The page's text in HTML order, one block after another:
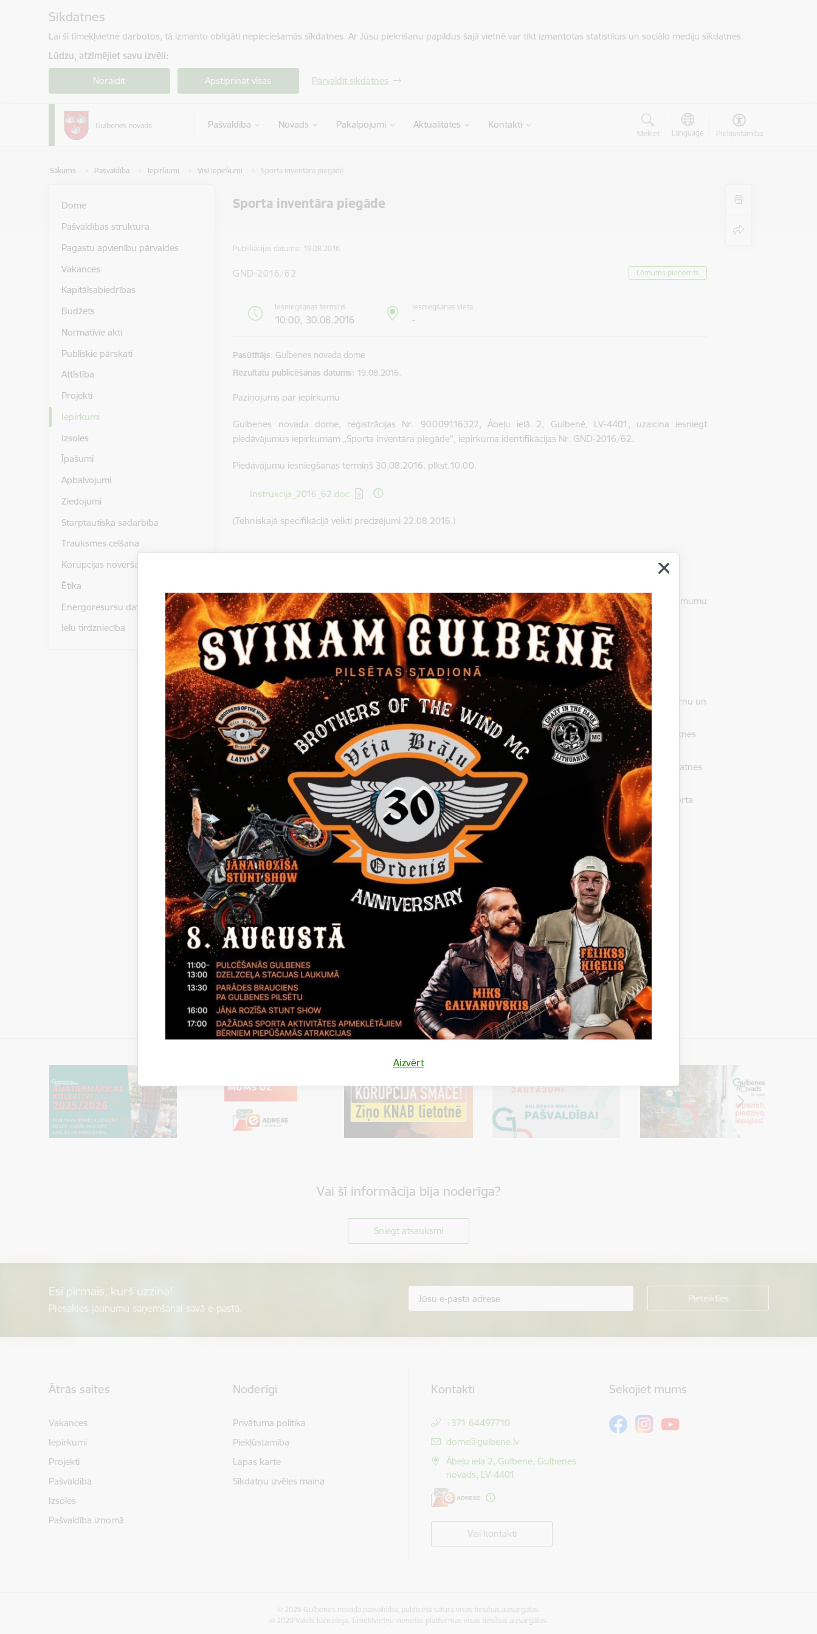
Sīkdatnes
Lai šī tīmekļvietne darbotos, tā izmanto obligāti nepieciešamās sīkdatnes. Ar Jūsu piekrišanu papildus šajā vietnē var tikt izmantotas statistikas un sociālo mediju sīkdatnes.
Lūdzu, atzīmējiet savu izvēli:
Noraidīt Apstiprināt visas Pārvaldīt sīkdatnes
Pašvaldība Novads Pakalpojumi Aktualitātes Kontakti
Meklēt Language Piekļūstamība
Sākums Pašvaldība Iepirkumi Visi iepirkumi Sporta inventāra piegāde
Sporta inventāra piegāde
Aizvērt
Dome
Pašvaldības struktūra
Pagastu apvienību pārvaldes
Vakances
Kapitālsabiedrības
Budžets
Normatīvie akti
Publiskie pārskati
Attīstība
Projekti
Iepirkumi
Izsoles
Īpašumi
Apbalvojumi
Ziedojumi
Starptautiskā sadarbība
Trauksmes celšana
Korupcijas novēršana
Ētika
Energoresursu dati un statistika
Ielu tirdzniecība
Publikācijas datums: 19.08.2016.
GND-2016/62 Lēmums pieņemts
Iesniegšanas termiņš
10:00, 30.08.2016
Iesniegšanas vieta
-
Pasūtītājs Gulbenes novada dome
Rezultātu publicēšanas datums 19.08.2016.
Paziņojums par iepirkumu
Gulbenes novada dome, reģistrācijas Nr. 90009116327, Ābeļu ielā 2, Gulbenē, LV-4401, uzaicina iesniegt
piedāvājumus iepirkumam „Sporta inventāra piegāde”, iepirkuma identifikācijas Nr. GND-2016/62.
Piedāvājumu iesniegšanas termiņš 30.08.2016. plkst.10.00.
Lejupielādēt:
Instrukcija_2016_62.doc
(Tehniskajā specifikācijā veikti precizējumi 22.08.2016.)
Gulbenes novada dome, reģistrācijas Nr. 90009116327, Ābeļu ielā 2, Gulbenē, LV-4401, pieņēmusi lēmumu
iepirkumā „Sporta inventāra piegāde”, iepirkuma identifikācijas Nr. GND-2016/62.
Gulbenes novada domes iepirkumu komisija 2016.gada 7.septembrī nolēmusi:
izbeigt iepirkuma 1.daļu “Basketbolam nepieciešamā sporta inventāra iegāde Gulbenes novada Bērnu un
jaunatnes sporta skolai”;
izbeigt iepirkuma 2.daļu “Distanču slēpošanai nepieciešamā sporta inventāra iegāde Gulbenes novada Bērnu un
jaunatnes sporta skolai”;
atzīt iepirkuma 3.daļā “Futbolam nepieciešamā sporta inventāra iegāde Gulbenes novada Bērnu un jaunatnes
sporta skolai” par uzvarētāju SIA „LĀSA-100”, reģ. Nr. 40103149247, ar līgumcenu bez PVN 163,60 EUR;
atzīt iepirkuma 4.daļā “Volejbolam nepieciešamā sporta inventāra iegāde Gulbenes novada Bērnu un jaunatnes
sporta skolai” par uzvarētāju SIA „LĀSA-100”, reģ. Nr. 40103149247, ar līgumcenu bez PVN 837,43 EUR;
izbeigt iepirkuma 5.daļu “Orientēšanās sporta inventāra iegāde Gulbenes novada Bērnu un jaunatnes sporta
skolai”;
izbeigt iepirkuma 6.daļu “Sporta inventāra iegāde Lizuma vidusskolai”;
izbeigt iepirkuma 7.daļu “Sporta inventāra iegāde Stāķu pamatskolai”;
izbeigt iepirkuma 8.daļu “Sporta inventāra iegāde Tirzas pamatskolai”.
Lejupielādēt:
Lemums_2016_62.pdf
Lejupielādēt:
Ligums_Lasa_100_3.pdf
Lejupielādēt:
Ligums_Lasa_100_4.pdf
Vai šī informācija bija noderīga?
Sniegt atsauksmi
Esi pirmais, kurš uzzina!
Piesakies jaunumu saņemšanai savā e-pastā.
Ātrās saites
Vakances
Iepirkumi
Projekti
Pašvaldība
Izsoles
Pašvaldība iznomā
Noderīgi
Privātuma politika
Piekļūstamība
Lapas karte
Sīkdatņu izvēles maiņa
Kontakti
+371 64497710
E-pasts:
dome@gulbene.lv
Ābeļu iela 2, Gulbene, Gulbenes
novads, LV-4401
Visi kontakti
Sekojiet mums
© 2026 Gulbenes novada pašvaldība, publicētā satura visas tiesības aizsargātas.
© 2020 Valsts kanceleja, Tīmekļvietņu vienotās platformas visas tiesības aizsargātas.